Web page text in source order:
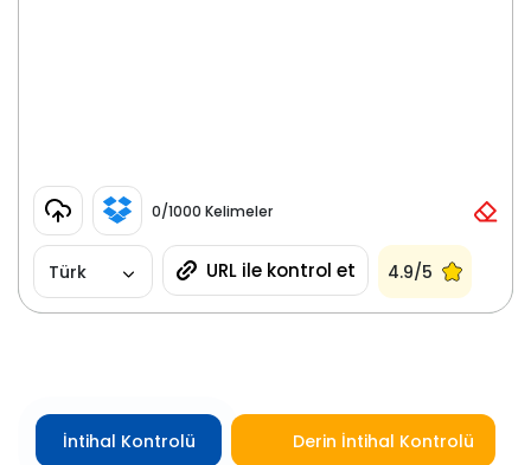
0/1000 Kelimeler
Türk URL ile kontrol et 4.9/5
İntihal Kontrolü Derin İntihal Kontrolü